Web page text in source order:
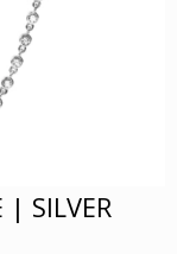
| SILVER